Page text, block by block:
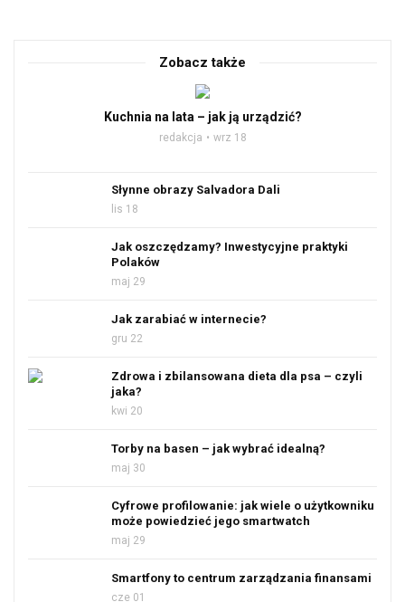
Zobacz także
Kuchnia na lata – jak ją urządzić?
redakcja wrz 18
Słynne obrazy Salvadora Dali
lis 18
Jak oszczędzamy? Inwestycyjne praktyki
Polaków
maj 29
Jak zarabiać w internecie?
gru 22
Zdrowa i zbilansowana dieta dla psa – czyli
jaka?
kwi 20
Torby na basen – jak wybrać idealną?
maj 30
Cyfrowe profilowanie: jak wiele o użytkowniku
może powiedzieć jego smartwatch
maj 29
Smartfony to centrum zarządzania finansami
cze 01